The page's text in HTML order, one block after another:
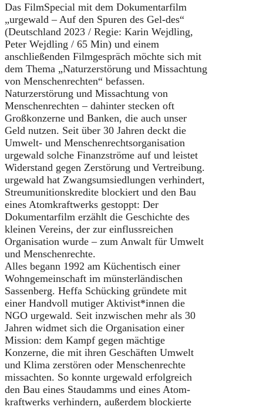
Das FilmSpecial mit dem Dokumentarfilm
„urgewald – Auf den Spuren des Gel-des“
(Deutschland 2023 / Regie: Karin Wejdling,
Peter Wejdling / 65 Min) und einem
anschließenden Filmgespräch möchte sich mit
dem Thema „Naturzerstörung und Missachtung
von Menschenrechten“ befassen.
Naturzerstörung und Missachtung von
Menschenrechten – dahinter stecken oft
Großkonzerne und Banken, die auch unser
Geld nutzen. Seit über 30 Jahren deckt die
Umwelt- und Menschenrechtsorganisation
urgewald solche Finanzströme auf und leistet
Widerstand gegen Zerstörung und Vertreibung.
urgewald hat Zwangsumsiedlungen verhindert,
Streumunitionskredite blockiert und den Bau
eines Atomkraftwerks gestoppt: Der
Dokumentarfilm erzählt die Geschichte des
kleinen Vereins, der zur einflussreichen
Organisation wurde – zum Anwalt für Umwelt
und Menschenrechte.
Alles begann 1992 am Küchentisch einer
Wohngemeinschaft im münsterländischen
Sassenberg. Heffa Schücking gründete mit
einer Handvoll mutiger Aktivist*innen die
NGO urgewald. Seit inzwischen mehr als 30
Jahren widmet sich die Organisation einer
Mission: dem Kampf gegen mächtige
Konzerne, die mit ihren Geschäften Umwelt
und Klima zerstören oder Menschenrechte
missachten. So konnte urgewald erfolgreich
den Bau eines Staudamms und eines Atom-
kraftwerks verhindern, außerdem blockierte